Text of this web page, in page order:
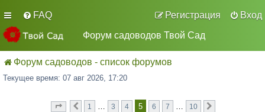
FAQ Вход
Регистрация
Форум садоводов Твой Сад
Форум садоводов - список форумов
Текущее время: 07 авг 2026, 17:20
Страница5из10
Пред.
1 … 3 4 5 6 7 … 10